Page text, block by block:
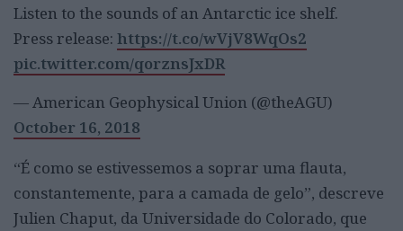
Listen to the sounds of an Antarctic ice shelf.
Press release: https://t.co/wVjV8WqOs2
pic.twitter.com/qorznsJxDR
— American Geophysical Union (@theAGU)
October 16, 2018
“É como se estivessemos a soprar uma flauta,
constantemente, para a camada de gelo”, descreve
Julien Chaput, da Universidade do Colorado, que